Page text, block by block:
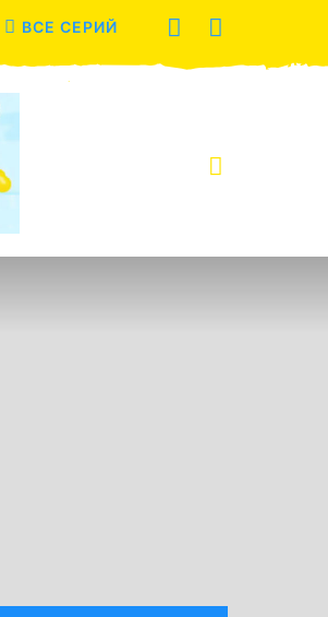
ВСЕ СЕРИЙ